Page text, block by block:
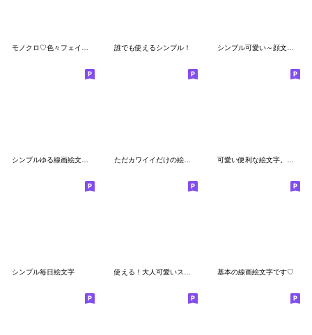
誰でも使えるシンプル！ シンプル可愛い～顔文字～
シンプル毎日絵文字 使える！大人可愛いスマイル絵文字♫ 基本の線画絵文字です♡